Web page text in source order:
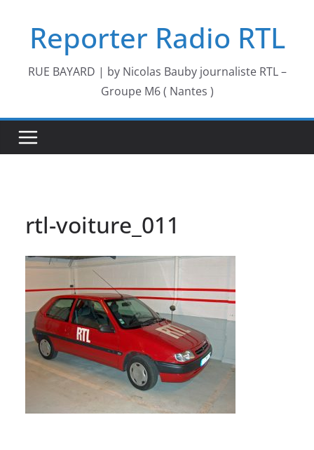
contenuReporter Radio RTL
RUE BAYARD | by Nicolas Bauby journaliste RTL –
Groupe M6 ( Nantes )
rtl-voiture_011